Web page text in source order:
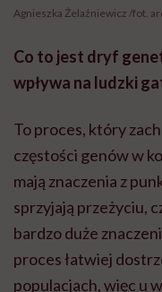
Agnieszka Żelaźniewicz /fot.
Co to jest dryf
wpływa na ludzki
To proces, który
częstości genów w
mają znaczenia z
sprzyjają przeżyciu,
bardzo duże
proces łatwiej
populacjach, więc u